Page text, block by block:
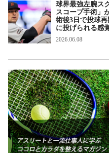
球界最強左腕ス
スコープ手術」
術後3日で投球
に投げられる感
2026.06.08